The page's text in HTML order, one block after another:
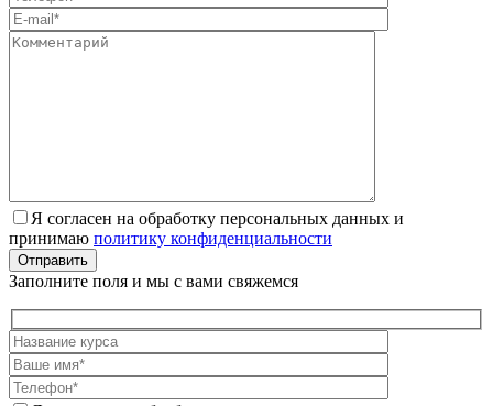
Я согласен на обработку персональных данных и
принимаю политику конфиденциальности
Отправить
Заполните поля и мы с вами свяжемся